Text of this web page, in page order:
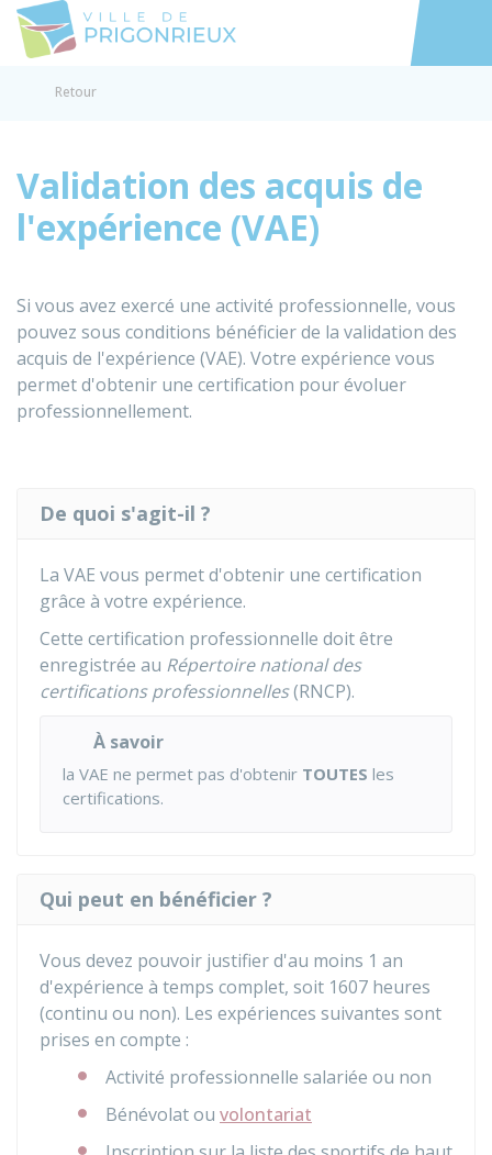
Accéder
Retour
Validation des acquis de
l'expérience (VAE)
Si vous avez exercé une activité professionnelle, vous
pouvez sous conditions bénéficier de la validation des
acquis de l'expérience (VAE). Votre expérience vous
permet d'obtenir une certification pour évoluer
professionnellement.
De quoi s'agit-il ?
La VAE vous permet d'obtenir une certification
grâce à votre expérience.
Cette certification professionnelle doit être
enregistrée au Répertoire national des
certifications professionnelles(RNCP).
À savoir
la VAE ne permet pas d'obtenir TOUTES les
certifications.
Qui peut en bénéficier ?
Vous devez pouvoir justifier d'au moins 1 an
d'expérience à temps complet, soit 1607 heures
(continu ou non). Les expériences suivantes sont
prises en compte :
Activité professionnelle salariée ou non
Bénévolat ou volontariat